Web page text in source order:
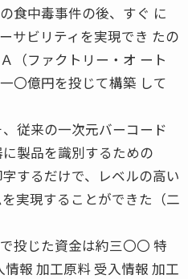
食中毒事件の後、すぐ に
サビリティを実現でき たの
（ファクトリー・オ ート
〇億円を投じて構築 して
従来の一次元バーコード
製品を識別するための
するだけで、レベルの高い
実現することができた（二
投じた資金は約三〇〇 特
報 加工原料 受入情報 加工